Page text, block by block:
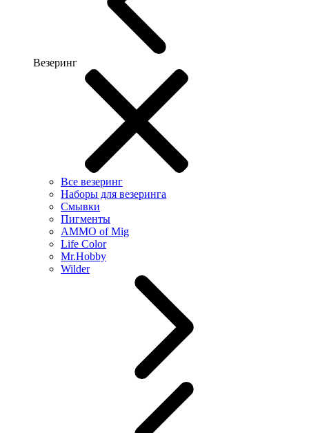
Везеринг
Все везеринг
Наборы для везеринга
Смывки
Пигменты
AMMO of Mig
Life Color
Mr.Hobby
Wilder